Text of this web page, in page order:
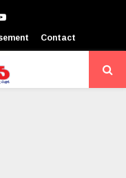
Youtube
Contact